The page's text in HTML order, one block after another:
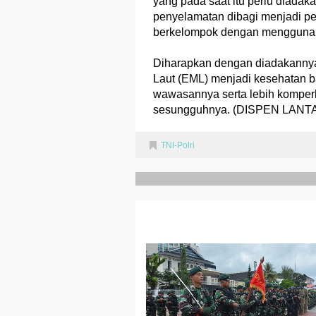
penyelamatan dibagi menjadi
berkelompok dengan
Diharapkan dengan
Laut (EML) menjadi kesehatan
wawasannya serta lebih
sesungguhnya. (DISPEN
TNI-Polri